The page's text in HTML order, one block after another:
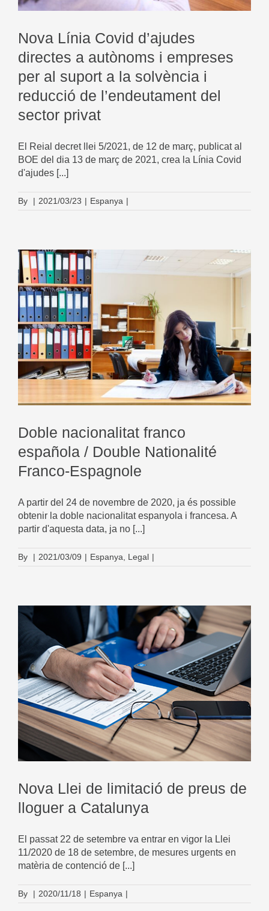
Nova Línia Covid d’ajudes
directes a autònoms i empreses
per al suport a la solvència i
reducció de l’endeutament del
sector privat
El Reial decret llei 5/2021, de 12 de març, publicat al
BOE del dia 13 de març de 2021, crea la Línia Covid
d'ajudes [...]
By | 2021/03/23 | Espanya |
Doble nacionalitat franco
española / Double Nationalité
Franco-Espagnole
A partir del 24 de novembre de 2020, ja és possible
obtenir la doble nacionalitat espanyola i francesa. A
partir d'aquesta data, ja no [...]
By | 2021/03/09 | Espanya Legal |
Nova Llei de limitació de preus de
lloguer a Catalunya
El passat 22 de setembre va entrar en vigor la Llei
11/2020 de 18 de setembre, de mesures urgents en
matèria de contenció de [...]
By | 2020/11/18 | Espanya |